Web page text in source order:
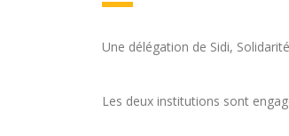
Une délégation de Sidi,
Les deux institutions sont